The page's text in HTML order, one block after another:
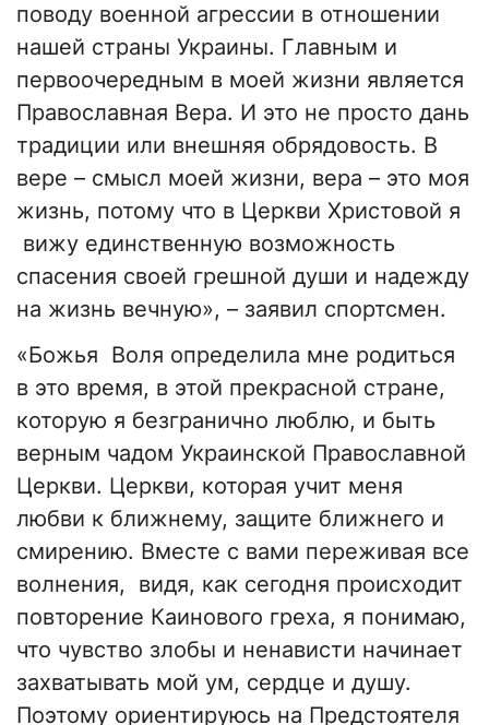
поводу военной агрессии в отношении
нашей страны Украины. Главным и
первоочередным в моей жизни является
Православная Вера. И это не просто дань
традиции или внешняя обрядовость. В
вере – смысл моей жизни, вера – это моя
жизнь, потому что в Церкви Христовой я
вижу единственную возможность
спасения своей грешной души и надежду
на жизнь вечную», – заявил спортсмен.
«Божья Воля определила мне родиться
в это время, в этой прекрасной стране,
которую я безгранично люблю, и быть
верным чадом Украинской Православной
Церкви. Церкви, которая учит меня
любви к ближнему, защите ближнего и
смирению. Вместе с вами переживая все
волнения, видя, как сегодня происходит
повторение Каинового греха, я понимаю,
что чувство злобы и ненависти начинает
захватывать мой ум, сердце и душу.
Поэтому ориентируюсь на Предстоятеля